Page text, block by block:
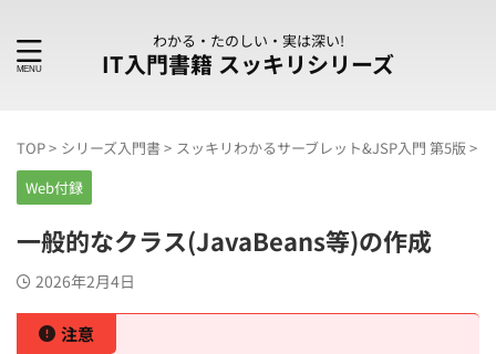
わかる・たのしい・実は深い!
IT入門書籍 スッキリシリーズ
TOP> シリーズ入門書> スッキリわかるサーブレット&JSP入門 第5版 >
Web付録
一般的なクラス(JavaBeans等)の作成
2026年2月4日
注意